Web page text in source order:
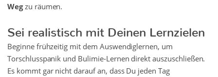
Wegzu räumen.
Sei realistisch mit Deinen Lernzielen
Beginne frühzeitig mit dem Auswendiglernen, um
Torschlusspanik und Bulimie-Lernen direkt auszuschließen.
Es kommt gar nicht darauf an, dass Du jeden Tag